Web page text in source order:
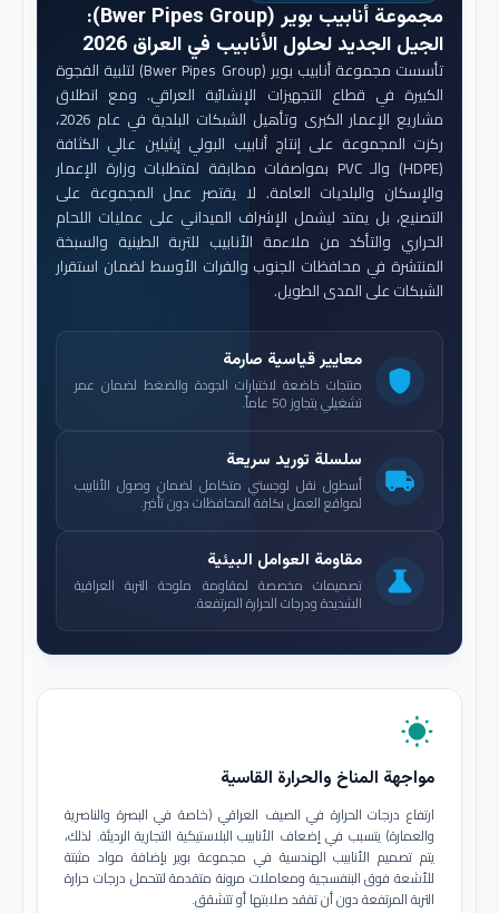
مجموعة أنابيب بوير (Bwer Pipes Group)
:
الجيل الجديد لحلول الأنابيب في العراق 2026
تأسست مجموعة أنابيب بوير (Bwer Pipes Group) لتلبية الفجوة
الكبيرة في قطاع التجهيزات الإنشائية العراقي. ومع انطلاق
مشاريع الإعمار الكبرى وتأهيل الشبكات البلدية في عام 2026،
ركزت المجموعة على إنتاج أنابيب البولي إيثيلين عالي الكثافة
(HDPE) والـ PVC بمواصفات مطابقة لمتطلبات وزارة الإعمار
والإسكان والبلديات العامة. لا يقتصر عمل المجموعة على
التصنيع، بل يمتد ليشمل الإشراف الميداني على عمليات اللحام
الحراري والتأكد من ملاءمة الأنابيب للتربة الطينية والسبخة
المنتشرة في محافظات الجنوب والفرات الأوسط لضمان استقرار
الشبكات على المدى الطويل.
shield
معايير قياسية صارمة
منتجات خاضعة لاختبارات الجودة والضغط لضمان عمر
تشغيلي يتجاوز 50 عاماً.
local_shipping
سلسلة توريد سريعة
أسطول نقل لوجستي متكامل لضمان وصول الأنابيب
لمواقع العمل بكافة المحافظات دون تأخير.
science
مقاومة العوامل البيئية
تصميمات مخصصة لمقاومة ملوحة التربة العراقية
الشديدة ودرجات الحرارة المرتفعة.
wb_sunny
مواجهة المناخ والحرارة القاسية
ارتفاع درجات الحرارة في الصيف العراقي (خاصة في البصرة والناصرية
والعمارة) يتسبب في إضعاف الأنابيب البلاستيكية التجارية الرديئة. لذلك،
يتم تصميم الأنابيب الهندسية في مجموعة بوير بإضافة مواد مثبتة
للأشعة فوق البنفسجية ومعاملات مرونة متقدمة لتتحمل درجات حرارة
التربة المرتفعة دون أن تفقد صلابتها أو تتشقق.